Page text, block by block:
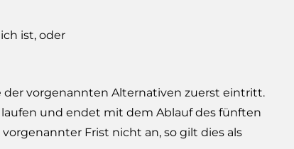
ist, oder
vorgenannten Alternativen zuerst eintritt.
und endet mit dem Ablauf des fünften
Frist nicht an, so gilt dies als